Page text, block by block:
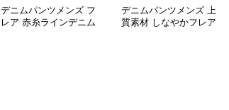
デニムパンツメンズ フ
レア 赤糸ラインデニム
デニムパンツメンズ 上
質素材 しなやかフレア